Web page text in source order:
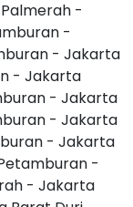
-
-
- Jakarta
- Jakarta
- Jakarta
- Jakarta
- Jakarta
-
- Jakarta